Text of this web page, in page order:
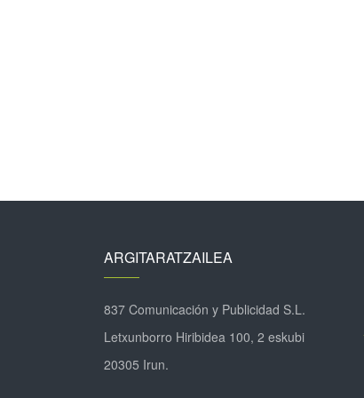
ARGITARATZAILEA
837 Comunicación y Publicidad S.L.
Letxunborro Hiribidea 100, 2 eskubi
20305 Irun.